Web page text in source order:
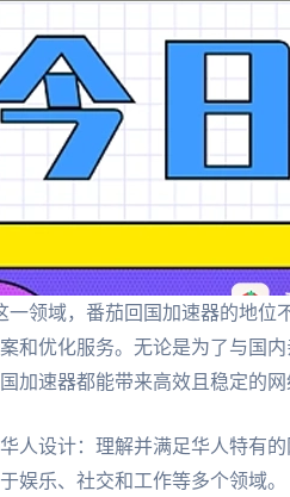
一领域，番茄回国加速器的地位
和优化服务。无论是为了与国
加速器都能带来高效且稳定的网
人设计：理解并满足华人特有的
娱乐、社交和工作等多个领域。